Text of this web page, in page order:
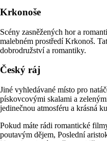
Krkonoše
Scény zasněžených hor a
malebném prostředí Krkonoš.
dobrodružství a romantiky.
Český ráj
Jiné vyhledávané místo pro
pískovcovými skalami a
jedinečnou atmosféru a krásná
Pokud máte rádi romantické
poutavým dějem, Poslední